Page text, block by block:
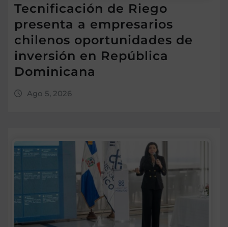
Tecnificación de Riego
presenta a empresarios
chilenos oportunidades de
inversión en República
Dominicana
Ago 5, 2026